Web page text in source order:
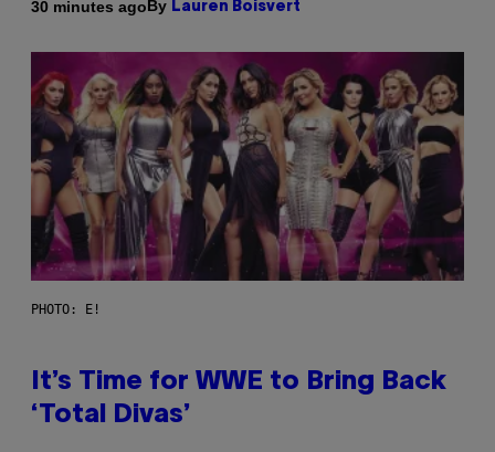
30 minutes ago By Lauren Boisvert
PHOTO: E!
It’s Time for WWE to Bring Back
‘Total Divas’